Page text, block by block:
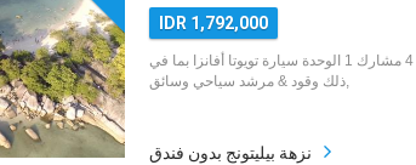
IDR 1,792,000
حزمة جولة بيليتونج 4 مشارك 1 الوحدة سيارة تويوتا أفانزا بما في
ذلك وقود & مرشد سياحي وسائق,
نزهة بيليتونج بدون فندق